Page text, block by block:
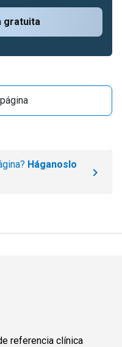
gratuita
Háganoslo
referencia clínica